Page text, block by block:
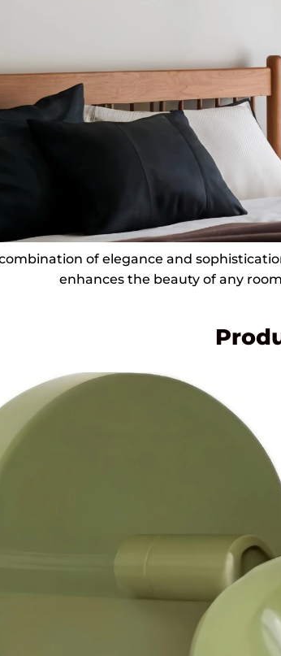
of elegance and
enhances the beauty of any